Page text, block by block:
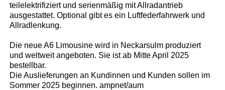
teilelektrifiziert und serienmäßig mit Allradantrieb
ausgestattet. Optional gibt es ein Luftfederfahrwerk und
Allradlenkung.
Die neue A6 Limousine wird in Neckarsulm produziert
und weltweit angeboten. Sie ist ab Mitte April 2025
bestellbar.
Die Auslieferungen an Kundinnen und Kunden sollen im
Sommer 2025 beginnen. ampnet/aum